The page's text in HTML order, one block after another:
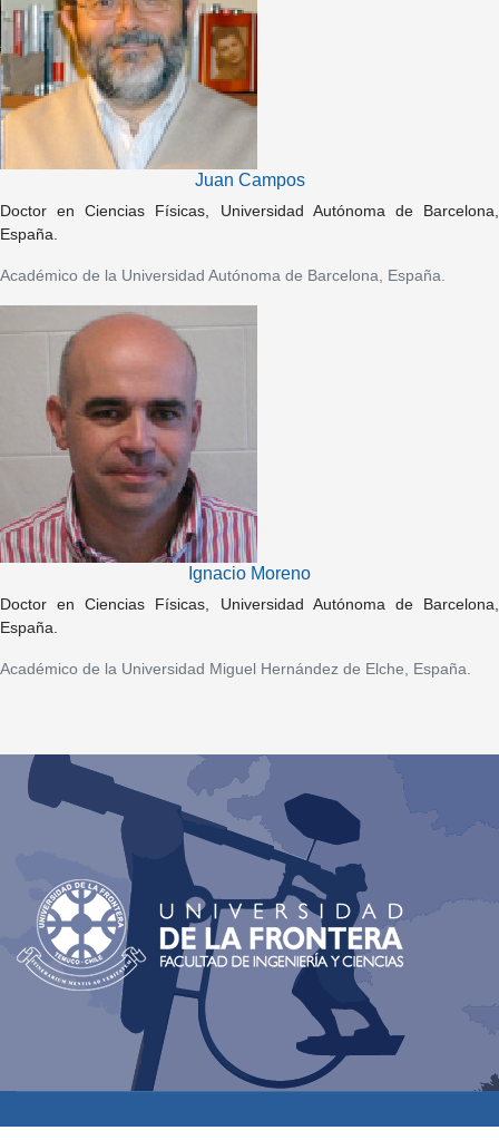
Juan Campos
Doctor en Ciencias Físicas, Universidad Autónoma de Barcelona,
España.
Académico de la Universidad Autónoma de Barcelona, España.
Ignacio Moreno
Doctor en Ciencias Físicas, Universidad Autónoma de Barcelona,
España.
Académico de la Universidad Miguel Hernández de Elche, España.